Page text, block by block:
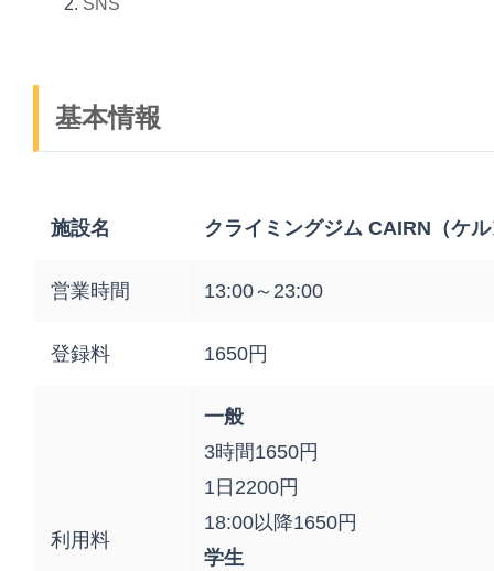
基本情報
施設名 クライミングジム CAIRN（ケ
営業時間 13:00～23:00
登録料 1650円
利用料
一般
3時間1650円
1日2200円
18:00以降1650円
学生